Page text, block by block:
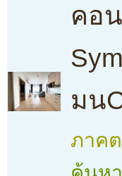
คอ
มน
ภาค